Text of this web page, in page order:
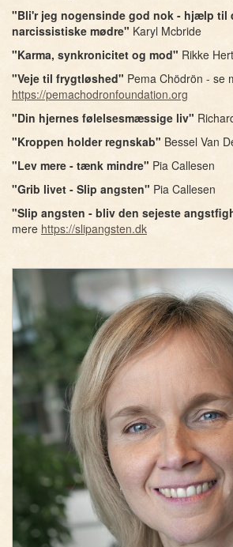
"Bli'r jeg nogensinde god nok - hjælp til
narcissistiske mødre" Karyl Mcbride
"Karma, synkronicitet og mod" Rikke
"Veje til frygtløshed" Pema Chödrön - se
https://pemachodronfoundation.org
"Din hjernes følelsesmæssige liv"
"Kroppen holder regnskab" Bessel Van
"Lev mere - tænk mindre" Pia Callesen
"Grib livet - Slip angsten" Pia Callesen
"Slip angsten - bliv den sejeste
mere https://slipangsten.dk